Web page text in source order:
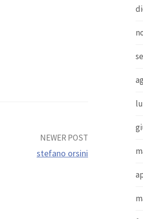
NEWER POST
stefano orsini